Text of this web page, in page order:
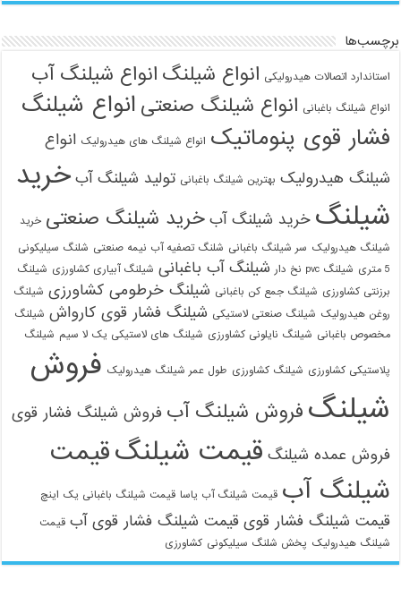
برچسب‌ها
استاندارد اتصالات هیدرولیکی انواع شیلنگ انواع شیلنگ آب
انواع شیلنگ باغبانی انواع شیلنگ صنعتی انواع شیلنگ
فشار قوی پنوماتیک انواع شیلنگ های هیدرولیک انواع
شیلنگ هیدرولیک بهترین شیلنگ باغبانی تولید شیلنگ آب خرید
شیلنگ خرید شیلنگ آب خرید شیلنگ صنعتی خرید
شیلنگ هیدرولیک سر شیلنگ باغبانی شلنگ تصفیه آب نیمه صنعتی شلنگ سیلیکونی
5 متری
شیلنگ pvc نخ دار شیلنگ آب باغبانی شیلنگ آبیاری کشاورزی شیلنگ
برزنتی کشاورزی شیلنگ جمع کن باغبانی شیلنگ خرطومی کشاورزی شیلنگ
روغن هیدرولیک شیلنگ صنعتی لاستیکی شیلنگ فشار قوی کارواش شیلنگ
مخصوص باغبانی شیلنگ نایلونی کشاورزی شیلنگ های لاستیکی یک لا سیم شیلنگ
پلاستیکی کشاورزی شیلنگ کشاورزی طول عمر شیلنگ هیدرولیک فروش
شیلنگ فروش شیلنگ آب فروش شیلنگ فشار قوی
فروش عمده شیلنگ قیمت شیلنگقیمت
شیلنگ آب قیمت شیلنگ آب یاسا قیمت شیلنگ باغبانی یک اینچ
قیمت شیلنگ فشار قوی قیمت شیلنگ فشار قوی آب قیمت
شیلنگ هیدرولیک پخش شلنگ سیلیکونی کشاورزی